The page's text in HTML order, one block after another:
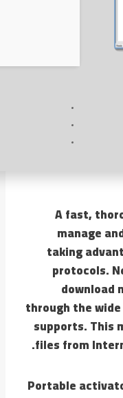
A fast,
manage
taking
protocols.
download
through the
supports. This
files from
Portable